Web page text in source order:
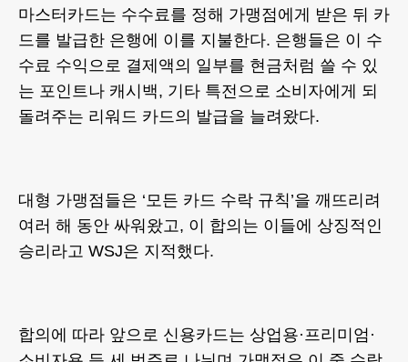
마스터카드는 수수료를 정해 가맹점에게 받은 뒤 카
드를 발급한 은행에 이를 지불한다. 은행들은 이 수
수료 수익으로 결제액의 일부를 현금처럼 쓸 수 있
는 포인트나 캐시백, 기타 특전으로 소비자에게 되
돌려주는 리워드 카드의 발급을 늘려왔다.
대형 가맹점들은 ‘모든 카드 수락 규칙’을 깨뜨리려
여러 해 동안 싸워왔고, 이 합의는 이들에 상징적인
승리라고 WSJ은 지적했다.
합의에 따라 앞으로 신용카드는 상업용·프리미엄·